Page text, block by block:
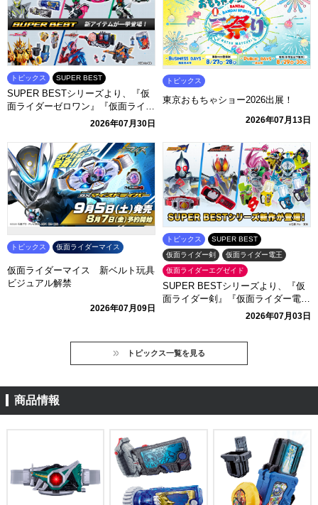
トピックス SUPER BEST
SUPER BESTシリーズより、『仮
面ライダーゼロワン』『仮面ライダ
ーディケイド』『仮面ライダーカブ
『仮面ライダービルド』関連アイテ
ムが登場！
2026年07月30日
トピックス
東京おもちゃショー2026出展！
2026年07月13日
トピックス 仮面ライダーマイス
仮面ライダーマイス 新ベルト玩具
ビジュアル解禁
2026年07月09日
トピックス
SUPER BEST
仮面ライダー剣
仮面ライダー電王
仮面ライダーエグゼイド
SUPER BESTシリーズより、『仮
面ライダー剣』『仮面ライダー電
王』『仮面ライダーエグゼイド』関
2026年07月03日
トピックス一覧を見る
商品情報